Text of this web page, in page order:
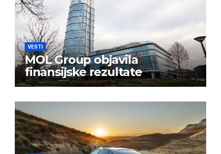
VESTI
MOL Group objavila
finansijske rezultate